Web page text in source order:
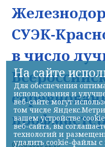
СУЭК-
в число
07.08.2026 22:13
На сайте
Для обеспечения
использования и
веб-сайте могут
том числе
вашем устройстве
веб-сайта, вы
технологий и
удалить cookie-файлы с